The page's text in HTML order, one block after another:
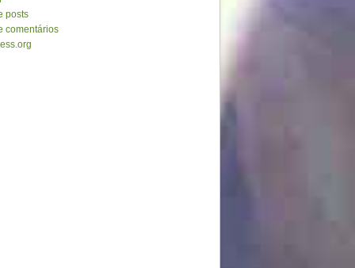
posts
comentários